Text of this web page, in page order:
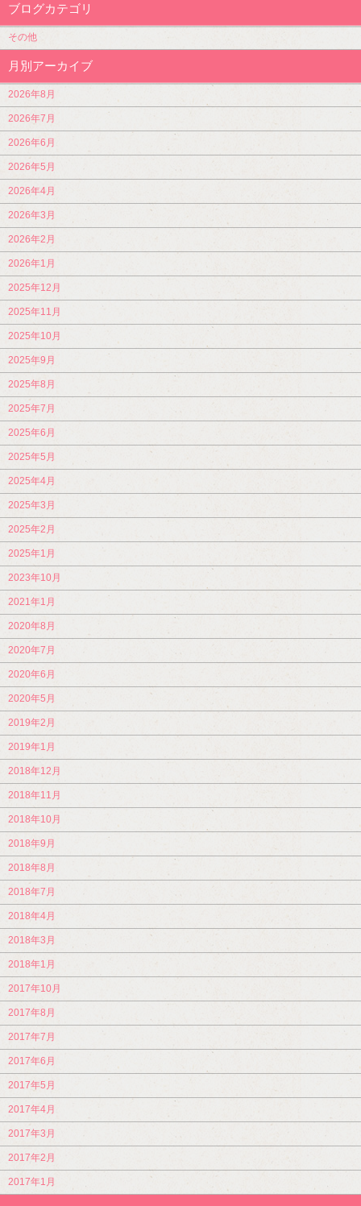
ブログカテゴリ
その他
月別アーカイブ
2026年8月
2026年7月
2026年6月
2026年5月
2026年4月
2026年3月
2026年2月
2026年1月
2025年12月
2025年11月
2025年10月
2025年9月
2025年8月
2025年7月
2025年6月
2025年5月
2025年4月
2025年3月
2025年2月
2025年1月
2023年10月
2021年1月
2020年8月
2020年7月
2020年6月
2020年5月
2019年2月
2019年1月
2018年12月
2018年11月
2018年10月
2018年9月
2018年8月
2018年7月
2018年4月
2018年3月
2018年1月
2017年10月
2017年8月
2017年7月
2017年6月
2017年5月
2017年4月
2017年3月
2017年2月
2017年1月